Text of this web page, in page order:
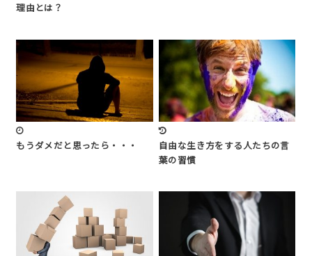
理由とは？
もうダメだと思ったら・・・
自由な生き方をする人たちの言
葉の習慣